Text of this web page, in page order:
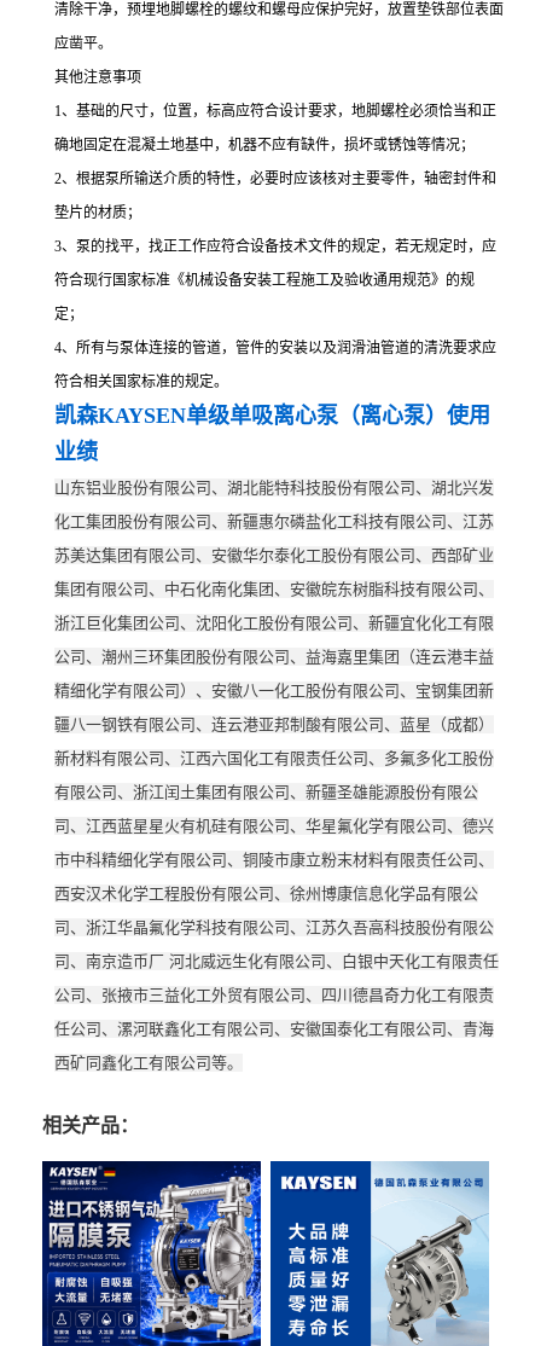
清除干净，预埋地脚螺栓的螺纹和螺母应保护完好，放置垫铁部位表面
应凿平。
其他注意事项
1、基础的尺寸，位置，标高应符合设计要求，地脚螺栓必须恰当和正
确地固定在混凝土地基中，机器不应有缺件，损坏或锈蚀等情况；
2、根据泵所输送介质的特性，必要时应该核对主要零件，轴密封件和
垫片的材质；
3、泵的找平，找正工作应符合设备技术文件的规定，若无规定时，应
符合现行国家标准《机械设备安装工程施工及验收通用规范》的规
定；
4、所有与泵体连接的管道，管件的安装以及润滑油管道的清洗要求应
符合相关国家标准的规定。
凯森KAYSEN单级单吸离心泵（离心泵） 使用
业绩
山东铝业股份有限公司、湖北能特科技股份有限公司、湖北兴发
化工集团股份有限公司、新疆惠尔磷盐化工科技有限公司、江苏
苏美达集团有限公司、安徽华尔泰化工股份有限公司、西部矿业
集团有限公司、中石化南化集团、安徽皖东树脂科技有限公司、
浙江巨化集团公司、沈阳化工股份有限公司、新疆宜化化工有限
公司、潮州三环集团股份有限公司、益海嘉里集团（连云港丰益
精细化学有限公司）、安徽八一化工股份有限公司、宝钢集团新
疆八一钢铁有限公司、连云港亚邦制酸有限公司、蓝星（成都）
新材料有限公司、江西六国化工有限责任公司、多氟多化工股份
有限公司、浙江闰土集团有限公司、新疆圣雄能源股份有限公
司、江西蓝星星火有机硅有限公司、华星氟化学有限公司、德兴
市中科精细化学有限公司、铜陵市康立粉末材料有限责任公司、
西安汉术化学工程股份有限公司、徐州博康信息化学品有限公
司、浙江华晶氟化学科技有限公司、江苏久吾高科技股份有限公
司、南京造币厂 河北威远生化有限公司、白银中天化工有限责任
公司、张掖市三益化工外贸有限公司、四川德昌奇力化工有限责
任公司、漯河联鑫化工有限公司、安徽国泰化工有限公司、青海
西矿同鑫化工有限公司等。
相关产品：